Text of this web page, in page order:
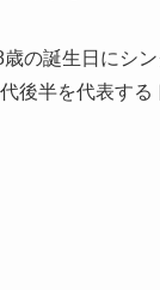
の誕生日にシ
後半を代表す